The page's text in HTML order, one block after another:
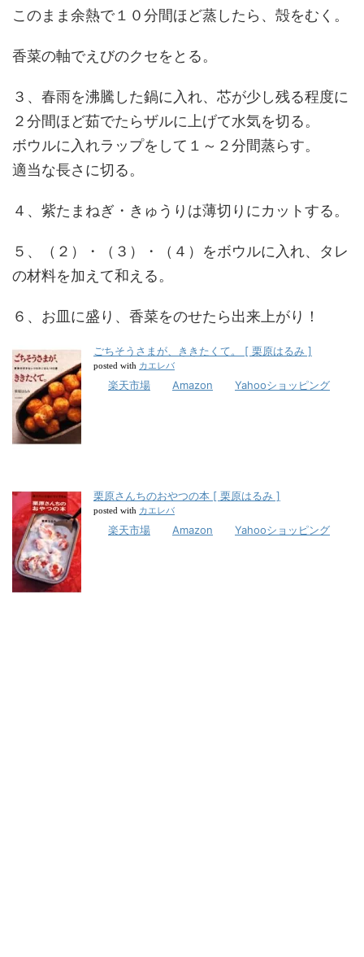
このまま余熱で１０分間ほど蒸したら、殻をむく。
香菜の軸でえびのクセをとる。
３、春雨を沸騰した鍋に入れ、芯が少し残る程度に
２分間ほど茹でたらザルに上げて水気を切る。
ボウルに入れラップをして１～２分間蒸らす。
適当な長さに切る。
４、紫たまねぎ・きゅうりは薄切りにカットする。
５、（２）・（３）・（４）をボウルに入れ、タレ
の材料を加えて和える。
６、お皿に盛り、香菜をのせたら出来上がり！
ごちそうさまが、ききたくて。 [ 栗原はるみ ]
posted with カエレバ
楽天市場 Amazon Yahooショッピング
栗原さんちのおやつの本 [ 栗原はるみ ]
posted with カエレバ
楽天市場 Amazon Yahooショッピング